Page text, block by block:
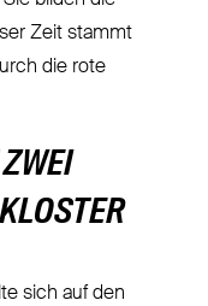
Zeit stammt
die rote
sich auf den